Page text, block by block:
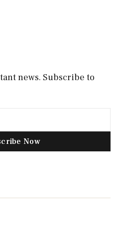
news. Subscribe to
Now